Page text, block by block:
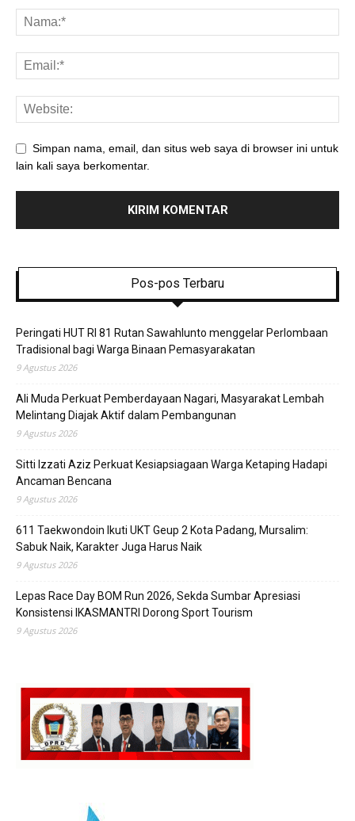
Simpan nama, email, dan situs web saya di browser ini untuk
lain kali saya berkomentar.
Pos-pos Terbaru
Peringati HUT RI 81 Rutan Sawahlunto menggelar Perlombaan
Tradisional bagi Warga Binaan Pemasyarakatan
9 Agustus 2026
Ali Muda Perkuat Pemberdayaan Nagari, Masyarakat Lembah
Melintang Diajak Aktif dalam Pembangunan
9 Agustus 2026
Sitti Izzati Aziz Perkuat Kesiapsiagaan Warga Ketaping Hadapi
Ancaman Bencana
9 Agustus 2026
611 Taekwondoin Ikuti UKT Geup 2 Kota Padang, Mursalim:
Sabuk Naik, Karakter Juga Harus Naik
9 Agustus 2026
Lepas Race Day BOM Run 2026, Sekda Sumbar Apresiasi
Konsistensi IKASMANTRI Dorong Sport Tourism
9 Agustus 2026